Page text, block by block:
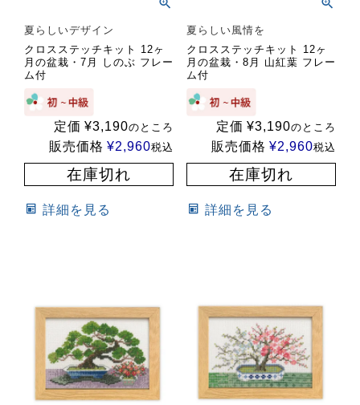
夏らしいデザイン
クロスステッチキット 12ヶ
月の盆栽・7月 しのぶ フレー
ム付
定価 ¥3,190のところ
販売価格 ¥2,960税込
在庫切れ
詳細を見る
夏らしい風情を
クロスステッチキット 12ヶ
月の盆栽・8月 山紅葉 フレー
ム付
定価 ¥3,190のところ
販売価格 ¥2,960税込
在庫切れ
詳細を見る